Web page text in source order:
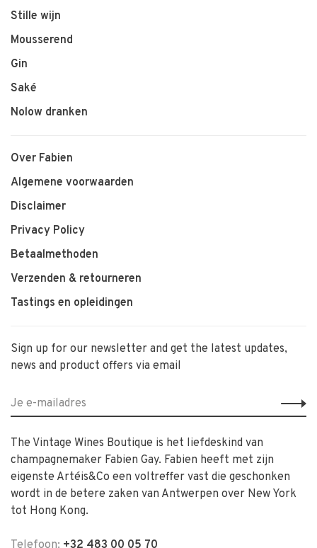
Stille wijn
Mousserend
Gin
Saké
Nolow dranken
Over Fabien
Algemene voorwaarden
Disclaimer
Privacy Policy
Betaalmethoden
Verzenden & retourneren
Tastings en opleidingen
Sign up for our newsletter and get the latest updates,
news and product offers via email
The Vintage Wines Boutique is het liefdeskind van
champagnemaker Fabien Gay. Fabien heeft met zijn
eigenste Artéis&Co een voltreffer vast die geschonken
wordt in de betere zaken van Antwerpen over New York
tot Hong Kong.
Telefoon: +32 483 00 05 70